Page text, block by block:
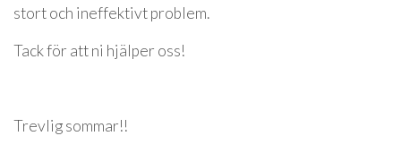
stort och ineffektivt problem.
Tack för att ni hjälper oss!
Trevlig sommar!!